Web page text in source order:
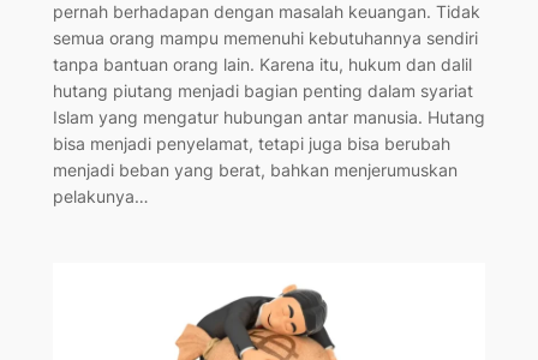
pernah berhadapan dengan masalah keuangan. Tidak
semua orang mampu memenuhi kebutuhannya sendiri
tanpa bantuan orang lain. Karena itu, hukum dan dalil
hutang piutang menjadi bagian penting dalam syariat
Islam yang mengatur hubungan antar manusia. Hutang
bisa menjadi penyelamat, tetapi juga bisa berubah
menjadi beban yang berat, bahkan menjerumuskan
pelakunya…